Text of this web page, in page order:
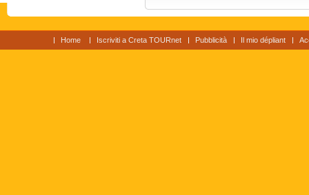
Home Iscriviti a Creta TOURnet Pubblicità Il mio dépliant